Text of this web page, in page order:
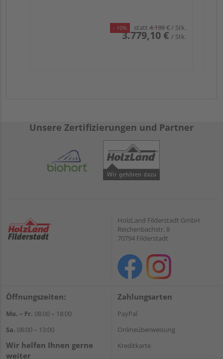
- 10% statt 4.199€/ Stk.
3.779,10 € / Stk.
Unsere Zertifizierungen und Partner
HolzLand Filderstadt GmbH
Reichenbachstr. 8
70794 Filderstadt
Öffnungszeiten:
Mo. – Fr. 08:00 – 18:00
Sa. 08:00 – 13:00
Wir helfen Ihnen gerne
weiter
Zahlungsarten
PayPal
Onlineüberweisung
Kreditkarte